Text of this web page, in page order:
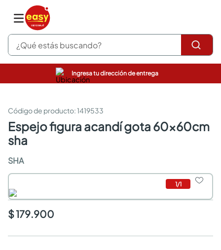
¿Qué estás buscando?
Ingresa tu dirección de entrega
:1419533
espejo figura acandí gota 60x60cm
sha
SHA
1/1
$ 179.900
pinturas
sanitarios
comedor
escritorio
armarios closet
comedores